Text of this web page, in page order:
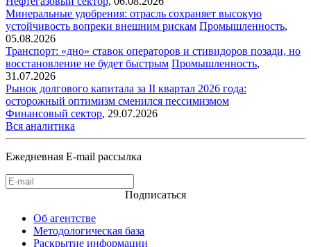
Минеральные удобрения: отрасль сохраняет высокую
устойчивость вопреки внешним рискам Промышленность,
05.08.2026
Транспорт: «дно» ставок операторов и стивидоров позади, но
восстановление не будет быстрым Промышленность,
31.07.2026
Рынок долгового капитала за II квартал 2026 года:
осторожный оптимизм сменился пессимизмом
Финансовый сектор, 29.07.2026
Вся аналитика
Ежедневная E-mail рассылка
Подписаться
Об агентстве
Методологическая база
Раскрытие информации